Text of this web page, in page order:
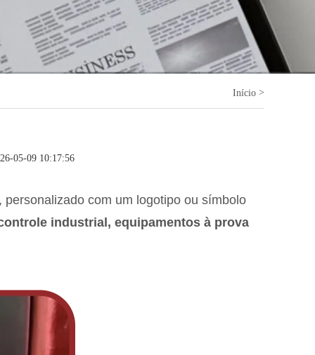
Início >
05-09 10:17:56
com um logotipo ou símbolo
industrial, equipamentos à prova